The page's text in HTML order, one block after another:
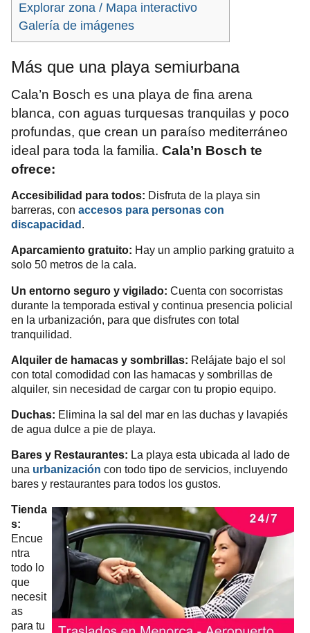
Explorar zona / Mapa interactivo
Galería de imágenes
Más que una playa semiurbana
Cala’n Bosch es una playa de fina arena
blanca, con aguas turquesas tranquilas y poco
profundas, que crean un paraíso mediterráneo
ideal para toda la familia. Cala’n Bosch te
ofrece:
Accesibilidad para todos: Disfruta de la playa sin
barreras, con accesos para personas con
discapacidad .
Aparcamiento gratuito: Hay un amplio parking gratuito a
solo 50 metros de la cala.
Un entorno seguro y vigilado: Cuenta con socorristas
durante la temporada estival y continua presencia policial
en la urbanización, para que disfrutes con total
tranquilidad.
Alquiler de hamacas y sombrillas: Relájate bajo el sol
con total comodidad con las hamacas y sombrillas de
alquiler, sin necesidad de cargar con tu propio equipo.
Duchas: Elimina la sal del mar en las duchas y lavapiés
de agua dulce a pie de playa.
Bares y Restaurantes: La playa esta ubicada al lado de
una urbanización con todo tipo de servicios, incluyendo
bares y restaurantes para todos los gustos.
Tienda
s:
Encue
ntra
todo lo
que
necesit
as
para tu